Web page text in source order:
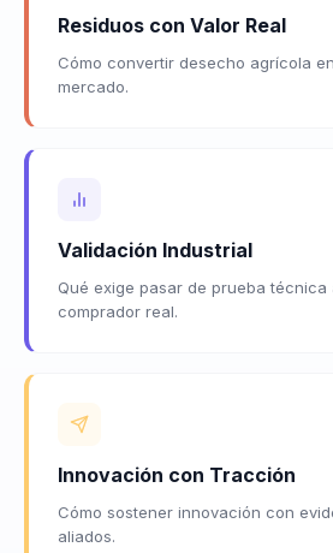
Residuos con Valor Real
Cómo convertir desecho agrícola
mercado.
Validación Industrial
Qué exige pasar de prueba técnica
comprador real.
Innovación con Tracción
Cómo sostener innovación con
aliados.